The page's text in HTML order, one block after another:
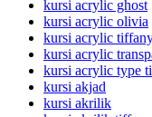
kursi acrylic ghost
kursi acrylic olivia
kursi acrylic
kursi acrylic
kursi acrylic type
kursi akjad
kursi akrilik